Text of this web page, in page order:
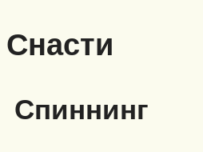
Снасти
Спиннинг